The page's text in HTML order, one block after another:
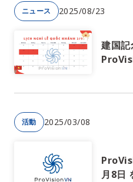
ニュース 2025/08/23
建国記
活動 2025/03/08
月8日